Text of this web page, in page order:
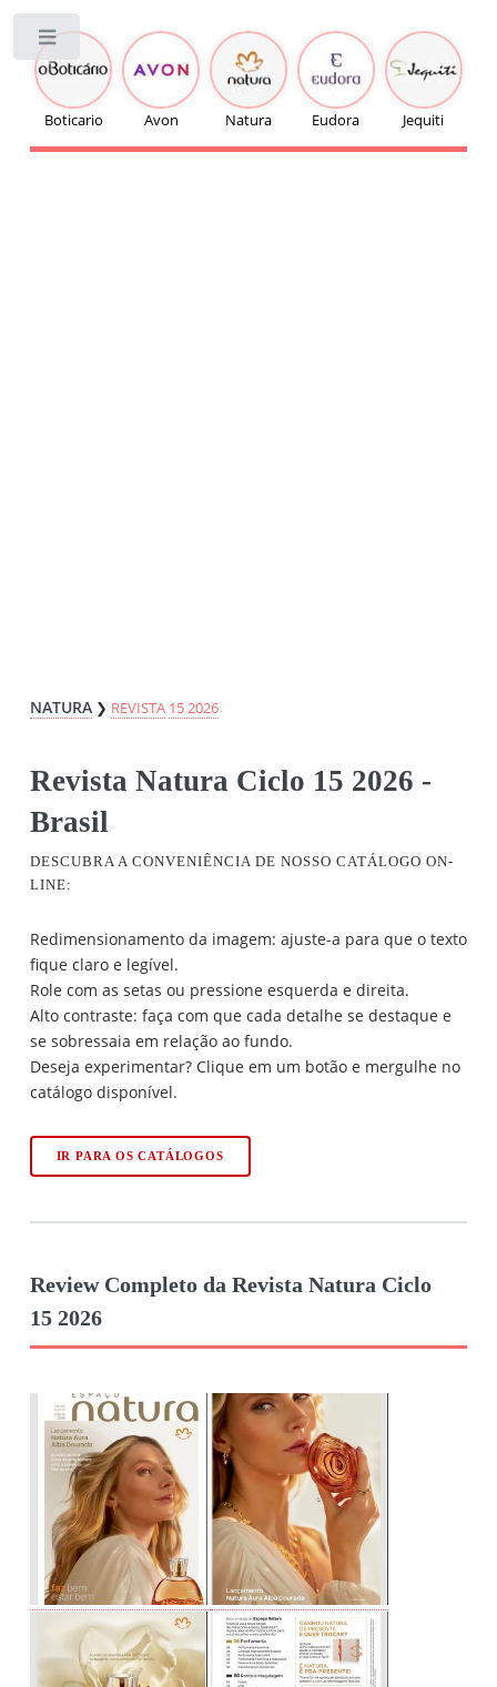
Boticario Avon Natura Eudora Jequiti
NATURA ❯ REVISTA 15 2026
Revista Natura Ciclo 15 2026 -
Brasil
DESCUBRA A CONVENIÊNCIA DE NOSSO CATÁLOGO ON-
LINE:
Redimensionamento da imagem: ajuste-a para que o texto
fique claro e legível.
Role com as setas ou pressione esquerda e direita.
Alto contraste: faça com que cada detalhe se destaque e
se sobressaia em relação ao fundo.
Deseja experimentar? Clique em um botão e mergulhe no
catálogo disponível.
IR PARA OS CATÁLOGOS
Review Completo da Revista Natura Ciclo
15 2026
Toggle